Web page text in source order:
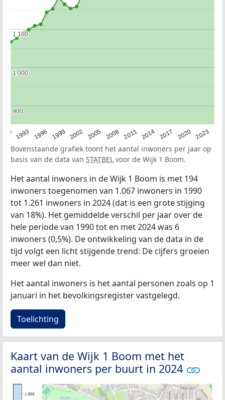
1993 1996 1999 2002 2005 2008 2011 2014 2017 2020 2023
900
900
1.000
1.000
1.100
1.100
Bovenstaande grafiek toont het aantal inwoners per jaar op
basis van de data van STATBEL voor de Wijk 1 Boom.
Het aantal inwoners in de Wijk 1 Boom is met 194
inwoners toegenomen van 1.067 inwoners in 1990
tot 1.261 inwoners in 2024 (dat is een grote stijging
van 18%). Het gemiddelde verschil per jaar over de
hele periode van 1990 tot en met 2024 was 6
inwoners (0,5%). De ontwikkeling van de data in de
tijd volgt een licht stijgende trend: De cijfers groeien
meer wel dan niet.
Het aantal inwoners is het aantal personen zoals op 1
januari in het bevolkingsregister vastgelegd.
Toelichting
Kaart van de Wijk 1 Boom met het
aantal inwoners per buurt in 2024